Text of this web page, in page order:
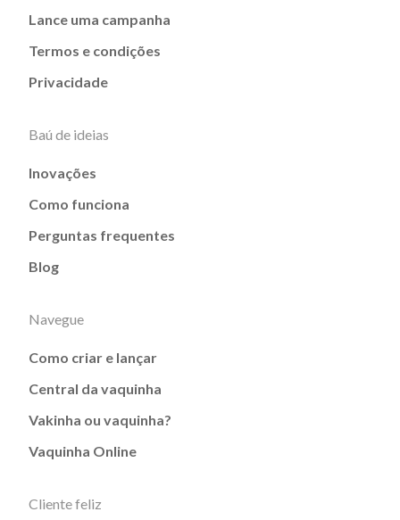
Lance uma campanha
Termos e condições
Privacidade
Baú de ideias
Inovações
Como funciona
Perguntas frequentes
Blog
Navegue
Como criar e lançar
Central da vaquinha
Vakinha ou vaquinha?
Vaquinha Online
Cliente feliz